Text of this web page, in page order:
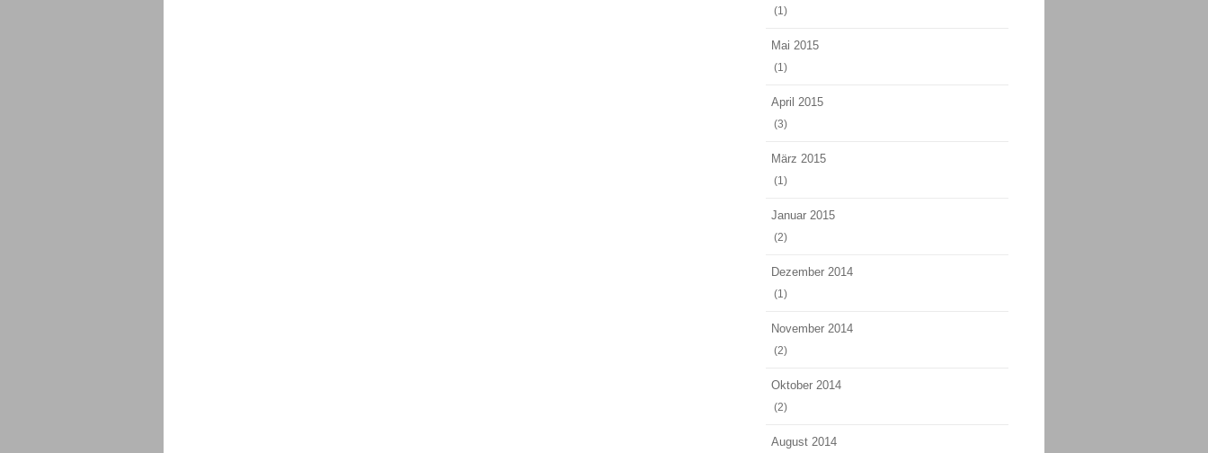
(1)
Mai 2015
(1)
April 2015
(3)
März 2015
(1)
Januar 2015
(2)
Dezember 2014
(1)
November 2014
(2)
Oktober 2014
(2)
August 2014